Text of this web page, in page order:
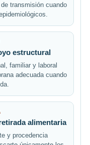
transmisión cuando
estructural
familiar y laboral
adecuada cuando
alimentaria
y procedencia